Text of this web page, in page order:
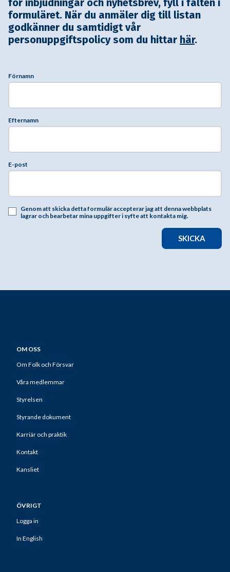
formuläret. När du anmäler dig till listan
godkänner du samtidigt vår
personuppgiftspolicy som du hittar här.
Förnamn
Efternamn
E-post
Genom att skicka detta formulär accepterar jag att denna webbplats
lagrar och bearbetar mina uppgifter i syfte att kontakta mig.
SKICKA
OM OSS
Om Folk och Försvar
Våra medlemmar
Styrelsen
Styrande dokument
Karriär och praktik
Kontakt
Kansliet
ÖVRIGT
Logga in
In English